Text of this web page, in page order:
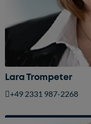
Lara Trompeter
+49 2331 987-2268